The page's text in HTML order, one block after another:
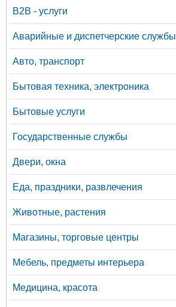
B2B - услуги
Аварийные и диспетчерские службы
Авто, транспорт
Бытовая техника, электроника
Бытовые услуги
Государственные службы
Двери, окна
Еда, праздники, развлечения
Животные, растения
Магазины, торговые центры
Мебель, предметы интерьера
Медицина, красота